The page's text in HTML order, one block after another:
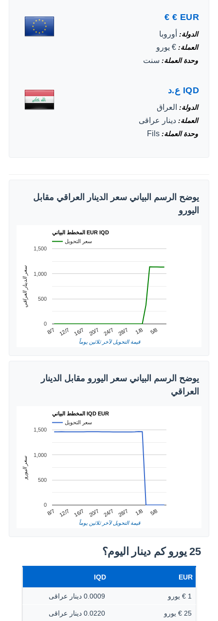
EUR
€
€
الدولة أوروبا
العملة € يورو
وحدة العملة سنت
IQD ع.د
الدولة العراق
العملة دينار عراقى
وحدة العملة Fils
يوضح الرسم البياني سعر الدينار العراقي مقابل
اليورو
المخطط البياني EUR IQD
سعر التحويل
8/7 12/7 16/7 20/7 24/7 28/7 1/8 5/8
0
500
1,000
1,500
قيمة التحويل لآخر ثلاثين يوماً
سعر الدينار العراقي
يوضح الرسم البياني سعر اليورو مقابل الدينار
العراقي
المخطط البياني IQD EUR
سعر التحويل
8/7 12/7 16/7 20/7 24/7 28/7 1/8 5/8
0
500
1,000
1,500
قيمة التحويل لآخر ثلاثين يوماً
سعر اليورو
25 يورو كم دينار اليوم؟
EUR
IQD
1 € يورو 0.0009 دينار عراقى
25 € يورو 0.0220 دينار عراقى